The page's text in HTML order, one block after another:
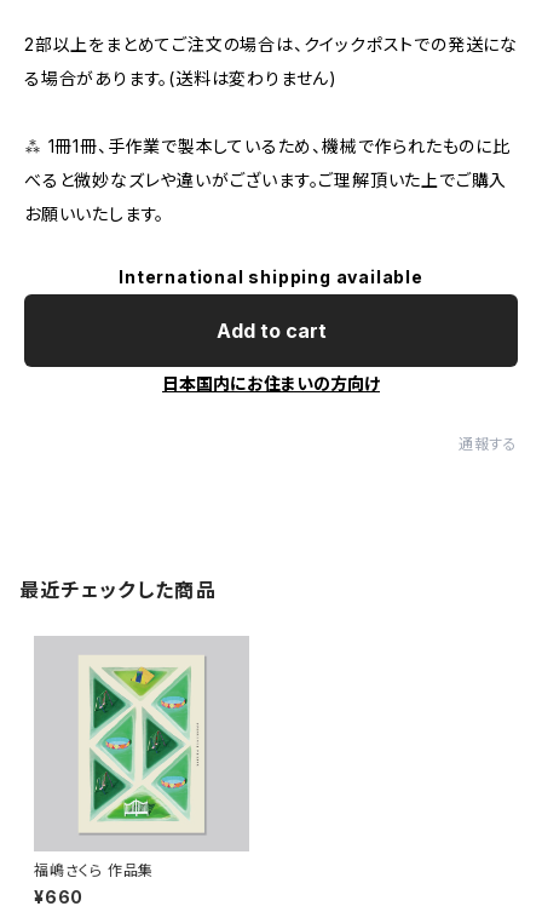
2部以上をまとめてご注文の場合は、クイックポストでの発送にな
る場合があります。(送料は変わりません)
⁂ 1冊1冊、手作業で製本しているため、機械で作られたものに比
べると微妙なズレや違いがございます。ご理解頂いた上でご購入
お願いいたします。
International shipping available
Add to cart
日本国内にお住まいの方向け
通報する
最近チェックした商品
福嶋さくら 作品集
¥660